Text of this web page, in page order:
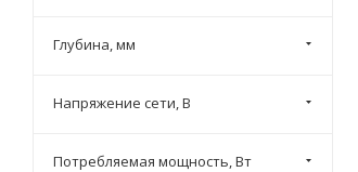
Глубина, мм
Напряжение сети, В
Потребляемая мощность, Вт